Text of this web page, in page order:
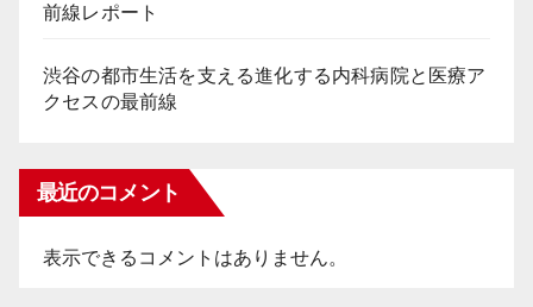
前線レポート
渋谷の都市生活を支える進化する内科病院と医療ア
クセスの最前線
最近のコメント
表示できるコメントはありません。